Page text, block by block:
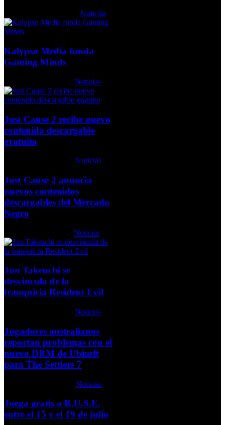
Noticias
Kalypso Media funda
Gaming Minds
Noticias
Just Cause 2 recibe nuevo
contenido descargable
gratuito
Noticias
Just Cause 2 anuncia
nuevos contenidos
descargables del Mercado
Negro
Noticias
Jun Takeuchi se
desvincula de la
franquicia Resident Evil
Noticias
Jugadores australianos
reportan problemas con el
nuevo DRM de Ubisoft
para The Settlers 7
Noticias
Juega gratis a R.U.S.E.
entre el 15 y el 19 de julio